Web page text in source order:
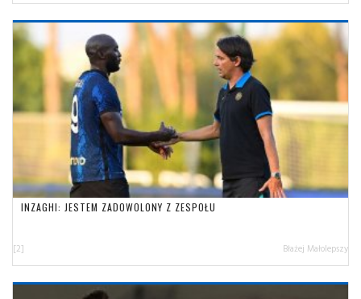
INZAGHI: JESTEM ZADOWOLONY Z ZESPOŁU
[2] Błażej Małolepszy